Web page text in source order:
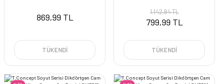
869,99 TL
TÜKENDİ
1.142,84 TL
799,99 TL
TÜKENDİ